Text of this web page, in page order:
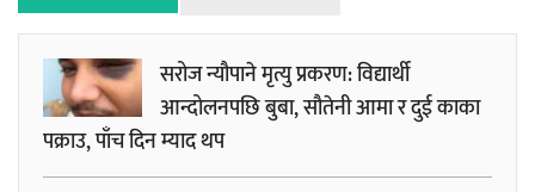
सरोज न्यौपाने मृत्यु प्रकरण: विद्यार्थी
आन्दोलनपछि बुबा, सौतेनी आमा र दुई काका
पक्राउ, पाँच दिन म्याद थप